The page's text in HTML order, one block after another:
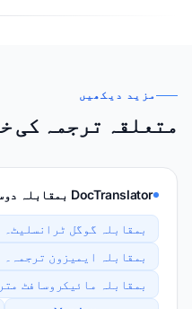
مزید دیکھیں
متعلقہ ترجمہ کی
DocTranslator بمقابلہ دوسرے
بمقابلہ گوگل ٹرانسلیٹ۔
بمقابلہ ایمیزون ترجمہ۔
بمقابلہ مائیکروسافٹ